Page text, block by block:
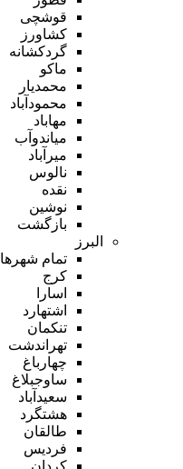
قوشچی
کشاورز
گردکشانه
ماکو
محمدیار
محمودآباد
مهاباد
میاندوآب
میرآباد
نالوس
نقده
نوشین
بازگشت
البرز
تمام شهر‌ها
کرج
اسارا
اشتهارد
تنکمان
تهراندشت
چهارباغ
ساوجبلاغ
سعیدآباد
هشتگرد
طالقان
فردیس
کردان